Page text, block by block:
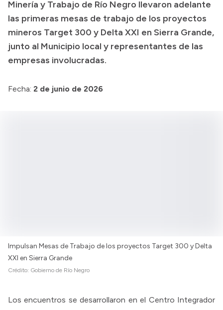
Presupuesto
Boletín Oficial
Compras y licitaciones
Consulta de expedientes
Convocatorias
Minería y Trabajo de Río Negro llevaron adelante
las primeras mesas de trabajo de los proyectos
mineros Target 300 y Delta XXI en Sierra Grande,
junto al Municipio local y representantes de las
empresas involucradas.
Fecha: 2 de junio de 2026
Impulsan Mesas de Trabajo de los proyectos Target 300 y Delta
XXI en Sierra Grande
Crédito: Gobierno de Río Negro
Los encuentros se desarrollaron en el Centro Integrador